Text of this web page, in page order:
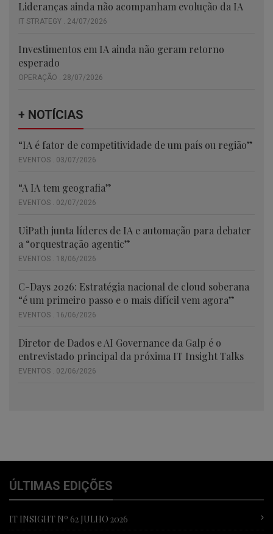
Lideranças ainda não acompanham evolução da IA
IT STRATEGY . 24/07/2026
Investimentos em IA ainda não geram retorno
esperado
OPERAÇÃO . 28/07/2026
+ NOTÍCIAS
“IA é fator de competitividade de um país ou região”
EVENTOS . 03/07/2026
“A IA tem geografia”
EVENTOS . 02/07/2026
UiPath junta líderes de IA e automação para debater
a “orquestração agentic”
EVENTOS . 18/06/2026
C-Days 2026: Estratégia nacional de cloud soberana
“é um primeiro passo e o mais difícil vem agora”
EVENTOS . 16/06/2026
Diretor de Dados e AI Governance da Galp é o
entrevistado principal da próxima IT Insight Talks
EVENTOS . 02/06/2026
ÚLTIMAS EDIÇÕES
IT INSIGHT Nº 62 JULHO 2026